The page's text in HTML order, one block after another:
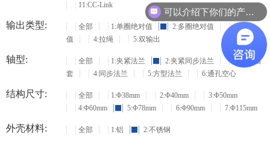
11:CC-Link
输出类型: 全部 1:单圈绝对值 2:多圈绝对值
3:增量
值
4:拉绳 5:双输出
轴型: 全部 1:夹紧法兰 2:夹紧同步法兰
3:盲孔轴
套
4:同步法兰 5:方型法兰 6:通孔空心
结构尺寸: 全部 1:Φ38mm 2:Φ40mm
3:Φ50mm
4:Φ60mm
5:Φ78mm 6:Φ90mm 7:Φ115mm
外壳材料: 全部 1:铝 2:不锈钢
可以介绍下你们的产品么？